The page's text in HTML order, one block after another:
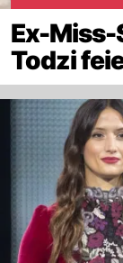
Ex-
Todzi